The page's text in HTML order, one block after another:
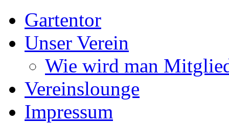
Gartentor
Unser Verein
Wie wird man
Vereinslounge
Impressum